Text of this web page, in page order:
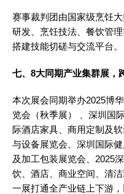
赛事裁判团由国家级烹饪
研发、烹饪技法、餐饮管
搭建技能切磋与交流平台。
七、 8大同期产业集群展，
本次展会同期举办2025博
览会（秋季展） 、深圳国
际酒店家具、商用定制及
与设备展览会、深圳国际
及加工包装展览会、2025
饮、酒店、商业空间、清
一展打通全产业链上下游